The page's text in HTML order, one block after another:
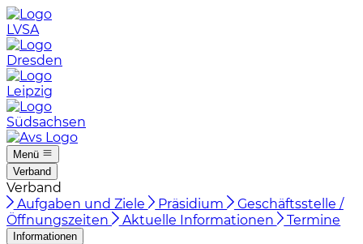
LVSA
Dresden
Leipzig
Südsachsen
Menü
Verband
Verband
Aufgaben und Ziele
Präsidium Geschäftsstelle /
Öffnungszeiten
Aktuelle Informationen Termine
Informationen